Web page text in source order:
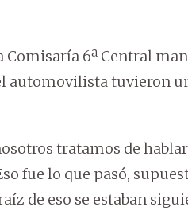
6ª Central
tuvieron
tratamos de
fue lo que pasó,
de eso se estaban